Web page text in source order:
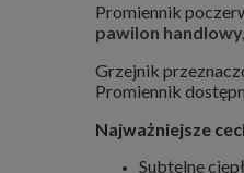
Promiennik
pawilon
Grzejnik
Promiennik
Najważniejsze
Subtelne